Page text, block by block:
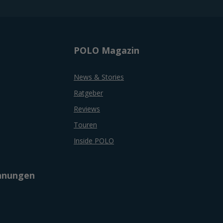
POLO Magazin
News & Stories
Ratgeber
Reviews
Touren
Inside POLO